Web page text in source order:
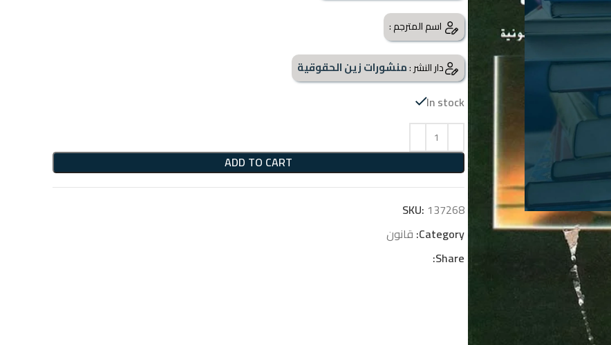
اسم المترجم :
دار النشر :منشورات زين الحقوقية
In stock
ADD TO CART
SKU: 137268
Category: قانون
Share: